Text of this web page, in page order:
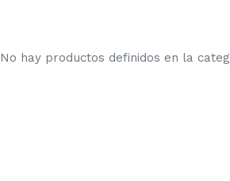
No hay productos definidos en la